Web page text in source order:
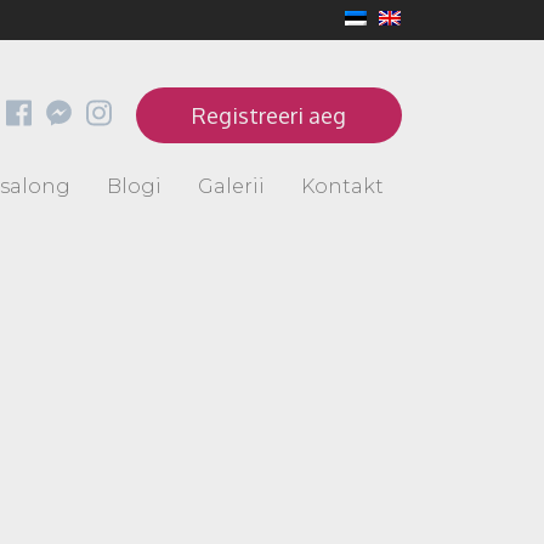
Registreeri aeg
Blogi Galerii Kontakt